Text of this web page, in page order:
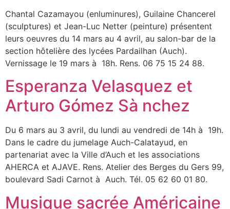
Chantal Cazamayou (enluminures), Guilaine Chancerel
(sculptures) et Jean-Luc Netter (peinture) présentent
leurs oeuvres du 14 mars au 4 avril, au salon-bar de la
section hôtelière des lycées Pardailhan (Auch).
Vernissage le 19 mars à 18h. Rens. 06 75 15 24 88.
Esperanza Velasquez et
Arturo Gómez Sà nchez
Du 6 mars au 3 avril, du lundi au vendredi de 14h à 19h.
Dans le cadre du jumelage Auch-Calatayud, en
partenariat avec la Ville d’Auch et les associations
AHERCA et AJAVE. Rens. Atelier des Berges du Gers 99,
boulevard Sadi Carnot à Auch. Tél. 05 62 60 01 80.
Musique sacrée Américaine